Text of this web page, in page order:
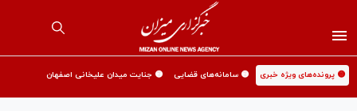
🟡 پرونده‌های ویژه خبری 🟡 سامانه‌های قضایی 🟡 جنایت میدان علیخانی اصفهان